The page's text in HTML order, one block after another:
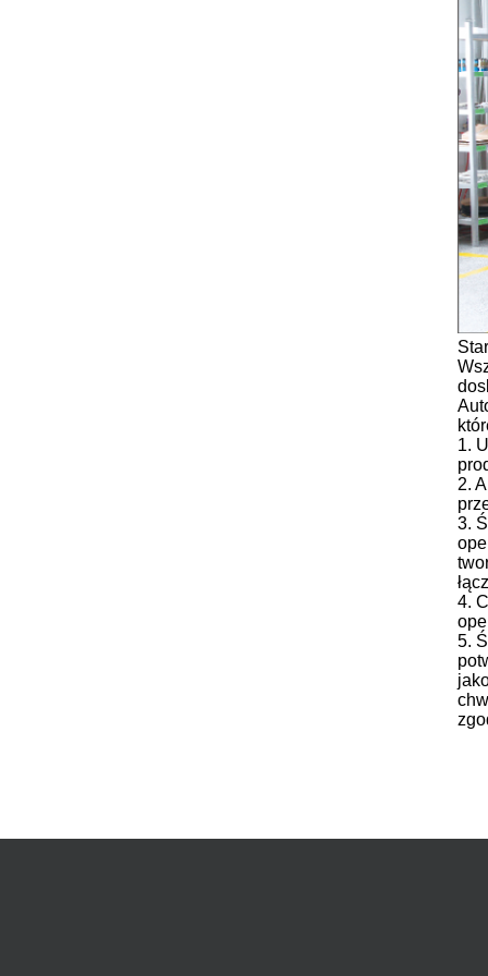
1.
2.
3.
4.
5.